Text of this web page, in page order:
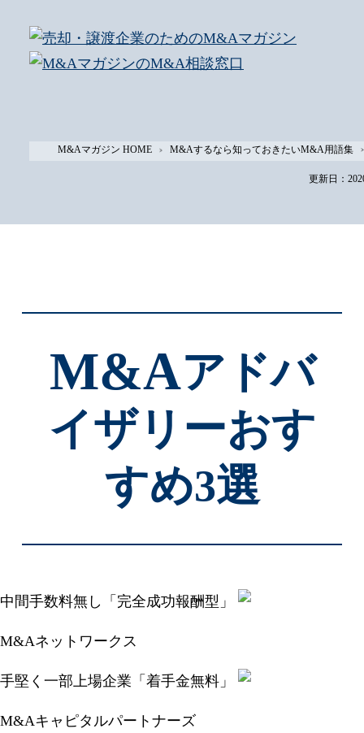
M&Aマガジン HOME M&Aするなら知っておきたいM&A用語集
更新日：
M&Aアドバ
イザリーおす
すめ3選
中間手数料無し「完全成功報酬型」
M&Aネットワークス
手堅く一部上場企業「着手金無料」
M&Aキャピタルパートナーズ